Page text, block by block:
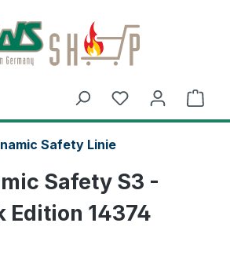
Safety Linie
Safety S3 -
Edition 14374